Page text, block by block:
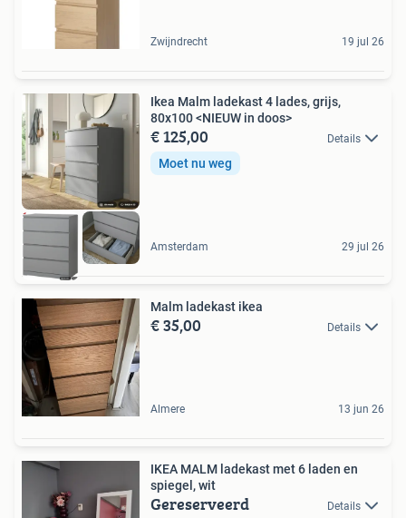
Zwijndrecht 19 jul 26
Ikea Malm ladekast 4 lades, grijs,
80x100 <NIEUW in doos>
€ 125,00 Details
Moet nu weg
Amsterdam 29 jul 26
Malm ladekast ikea
€ 35,00 Details
Almere 13 jun 26
IKEA MALM ladekast met 6 laden en
spiegel, wit
Gereserveerd Details